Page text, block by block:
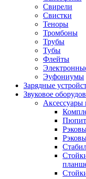
Свирели
Свистки
Теноры
Тромбоны
Трубы
Тубы
Флейты
Эуфониумы
Зарядные
Звуковое
Аксессуары